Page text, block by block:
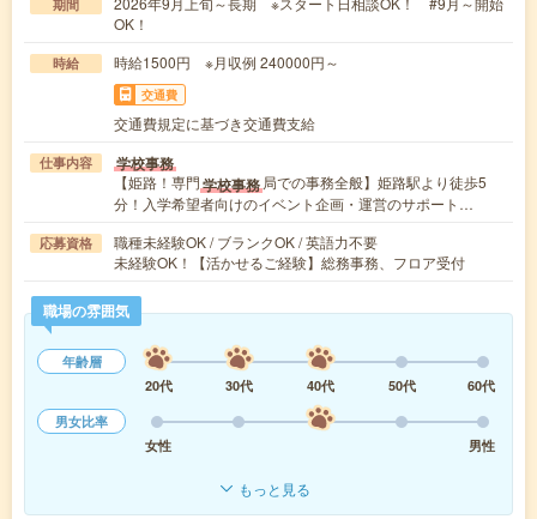
期間
OK！
時給 時給1500円 ※月収例 240000円～
交通費
交通費規定に基づき交通費支給
仕事内容 学校事務
【姫路！専門学校事務 局での事務全般】姫路駅より徒歩5
分！入学希望者向けのイベント企画・運営のサポート…
応募資格
職種未経験OK / ブランクOK / 英語力不要
未経験OK！【活かせるご経験】総務事務、フロア受付
職場の雰囲気
年齢層
20代
30代 40代 50代
60代
男女比率
女性
男性
もっと見る